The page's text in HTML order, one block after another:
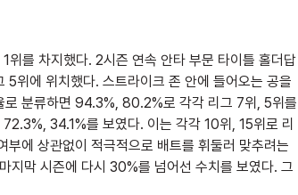
위를 차지했다. 2시즌 연속 안타 부문 타이틀 홀더답
위에 위치했다. 스트라이크 존 안에 들어오는 공을
로 분류하면 94.3%, 80.2%로 각각 리그 7위, 5위를
34.1%를 보였다. 이는 각각 10위, 15위로 리
에 상관없이 적극적으로 배트를 휘둘러 맞추려는
지막 시즌에 다시 30%를 넘어선 수치를 보였다. 그